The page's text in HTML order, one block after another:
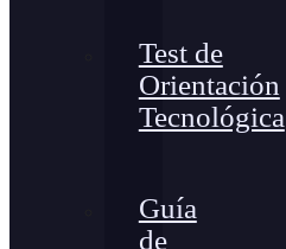
Test de
Orientación
Tecnológica
Guía
de